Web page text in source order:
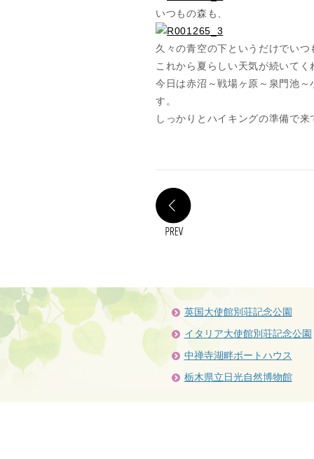
いつもの森も、
久々の青空の下というだけでいつ
これから夏らしい天気が続いてく
今日は赤沼～戦場ヶ原～泉門池
す。
しっかりとハイキングの準備で
英国大使館別荘記念公園
イタリア大使館別荘記念公園
中禅寺湖畔ボートハウス
栃木県立日光自然博物館